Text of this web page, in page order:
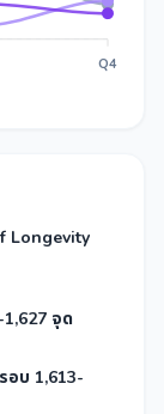
Q4
Longevity
จุด
อบ 1,613-